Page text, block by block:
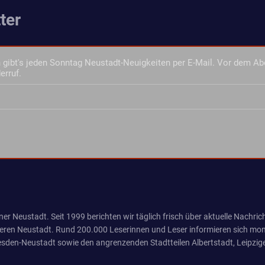
jeden Sonntag Neustadt-Neuigkeiten per E-Mail. Vor dem
Neustadt. Seit 1999 berichten wir täglich frisch über aktuelle
Neustadt. Rund 200.000 Leserinnen und Leser informieren sich
Neustadt sowie den angrenzenden Stadtteilen Albertstadt,